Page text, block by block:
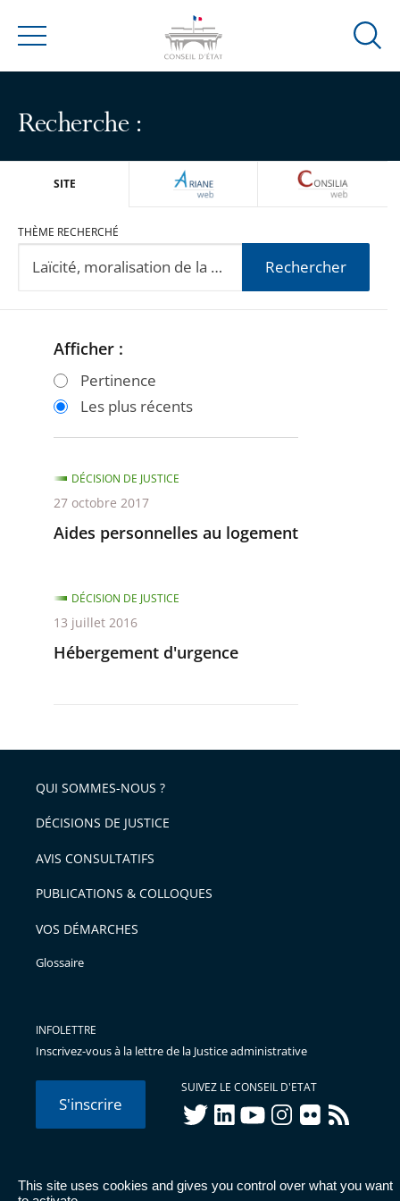
This site uses cookies and gives you control over what you want
Menu
Ouvrir
Recherche :
SITE ARIANEWEB
THÈME RECHERCHÉ
Rechercher
Passer
filtres
après
Passer
filtres
Afficher :
Pertinence
Les plus récents
Aides personnelles au logement
DÉCISION DE JUSTICE
27 octobre 2017
Hébergement d'urgence
DÉCISION DE JUSTICE
13 juillet 2016
QUI SOMMES-NOUS ?
DÉCISIONS DE JUSTICE
AVIS CONSULTATIFS
PUBLICATIONS & COLLOQUES
VOS DÉMARCHES
Glossaire
INFOLETTRE
Inscrivez-vous à la lettre de la Justice administrative
S'inscrire
SUIVEZ LE CONSEIL D'ETAT
twitterlinkedInyoutubeinstagram
flickr rss
© Conseil d'État 2026 - Mentions légales Données